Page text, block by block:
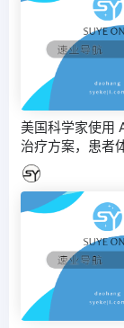
美国科学家使用
治疗方案，患者
胞将可“杀死”癌